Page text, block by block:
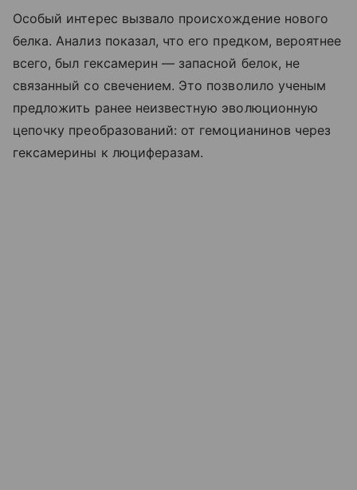
Особый интерес вызвало происхождение нового
белка. Анализ показал, что его предком, вероятнее
всего, был гексамерин — запасной белок, не
связанный со свечением. Это позволило ученым
предложить ранее неизвестную эволюционную
цепочку преобразований: от гемоцианинов через
гексамерины к люциферазам.